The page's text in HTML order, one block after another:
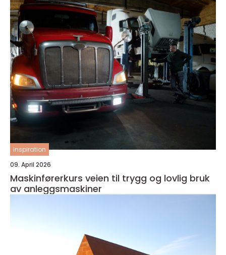
inspiration
09. April 2026
Maskinførerkurs veien til trygg og lovlig bruk
av anleggsmaskiner